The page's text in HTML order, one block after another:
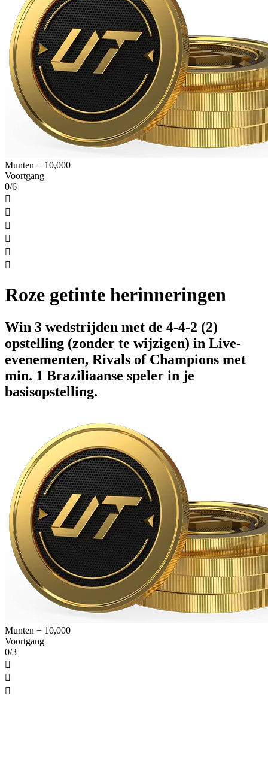
Munten + 10,000
Voortgang
0/6






Roze getinte herinneringen
Win 3 wedstrijden met de 4-4-2 (2)
opstelling (zonder te wijzigen) in Live-
evenementen, Rivals of Champions met
min. 1 Braziliaanse speler in je
basisopstelling.
Munten + 10,000
Voortgang
0/3


